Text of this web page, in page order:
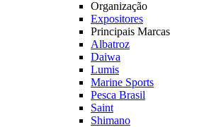
Organização
Expositores
Principais Marcas
Albatroz
Daiwa
Lumis
Marine Sports
Pesca Brasil
Saint
Shimano